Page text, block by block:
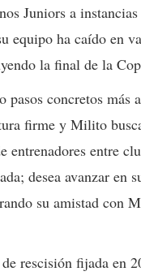
Juniors a
equipo ha caído en
la final de la
pasos concretos más
firme y Milito
entrenadores entre
desea avanzar en
su amistad con
rescisión fijada en